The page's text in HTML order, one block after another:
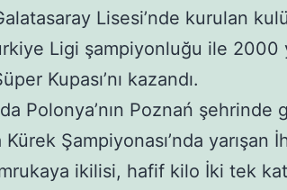
Lisesi’nde kurulan
Ligi şampiyonluğu ile 2000
Kupası’nı kazandı.
Polonya’nın Poznań
Kürek Şampiyonası’nda yarışan
ikilisi, hafif kilo İki tek